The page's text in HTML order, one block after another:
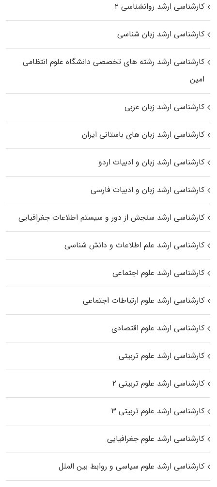
کارشناسی ارشد روانشناسی ۲
کارشناسی ارشد زبان شناسی
کارشناسی ارشد رﺷﺘﻪ ﻫﺎی تخصصی داﻧﺸﮕﺎه ﻋﻠﻮم انتظامی
اﻣﻴﻦ
کارشناسی ارشد زبان عربی
کارشناسی ارشد زبان‌ های باستانی ایران
کارشناسی ارشد زبان و ادبیات اردو
کارشناسی ارشد زبان و ادبیات فارسی
کارشناسی ارشد سنجش از دور و سیستم اطلاعات جغرافیایی
کارشناسی ارشد علم اطلاعات و دانش شناسی
کارشناسی ارشد علوم اجتماعی
کارشناسی ارشد علوم ارتباطات اجتماعی
کارشناسی ارشد علوم اقتصادی
کارشناسی ارشد علوم تربیتی
کارشناسی ارشد علوم تربیتی ۲
کارشناسی ارشد علوم تربیتی ۳
کارشناسی ارشد علوم جغرافیایی
کارشناسی ارشد علوم سیاسی و روابط بین الملل